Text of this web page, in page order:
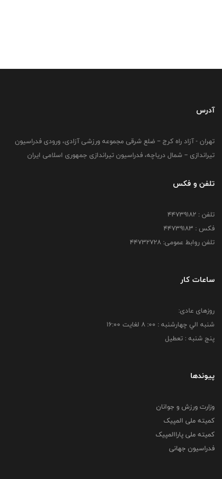
آدرس
تهران - آزاد راه کرج – ضلع شرقی مجموعه ورزشی آزادی، ورودی فدراسیون
تیراندازی – شمال دریاچه، فدراسیون تیراندازی جمهوری اسلامی ایران
تلفن و فکس
تلفن : ۴۴۷۳۹۱۸۲
فکس : ۴۴۷۳۹۱۸3
تلفن روابط عمومی: ۴۴۷۳۲۷۲۸
ساعات کار
روزهای عادی:
شنبه الي چهارشنبه : 00: 8 لغايت 16:00
پنج شنبه : تعطیل
پیوندها
وزارت ورزش و جوانان
کمیته ملی المپیک
کمیته ملی پاراالمپیک
فدراسیون جهانی